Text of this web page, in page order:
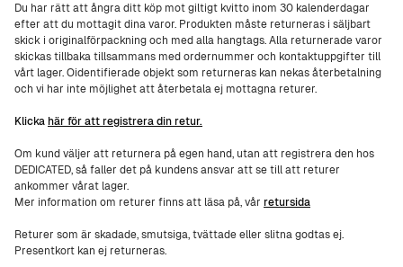
Du har rätt att ångra ditt köp mot giltigt kvitto inom 30 kalenderdagar
efter att du mottagit dina varor. Produkten måste returneras i säljbart
skick i originalförpackning och med alla hangtags. Alla returnerade varor
skickas tillbaka tillsammans med ordernummer och kontaktuppgifter till
vårt lager. Oidentifierade objekt som returneras kan nekas återbetalning
och vi har inte möjlighet att återbetala ej mottagna returer.
Klickahär för att registrera din retur.
Om kund väljer att returnera på egen hand, utan att registrera den hos
DEDICATED, så faller det på kundens ansvar att se till att returer
ankommer vårat lager.
Mer information om returer finns att läsa på, vår retursida
Returer som är skadade, smutsiga, tvättade eller slitna godtas ej.
Presentkort kan ej returneras.